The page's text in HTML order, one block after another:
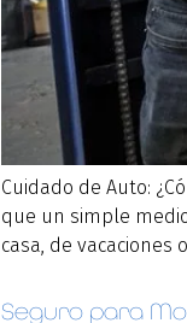
Cuidado de Auto:
que un simple
casa, de vacaciones
Seguro para